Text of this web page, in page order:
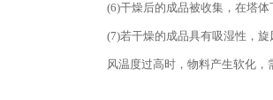
(6)干燥后的成品被收集，在塔
(7)若干燥的成品具有吸湿性，
风温度过高时，物料产生软化，